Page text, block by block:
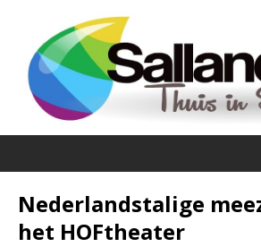
Nederlandstalige
het HOFtheater